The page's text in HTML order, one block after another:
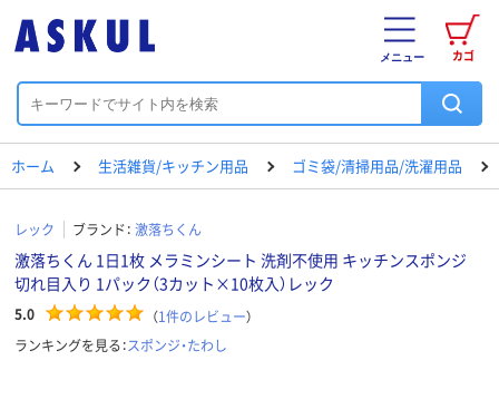
カゴ
メニュー
ホーム 生活雑貨/キッチン用品 ゴミ袋/清掃用品/洗濯用品
レック ブランド： 激落ちくん
激落ちくん 1日1枚 メラミンシート 洗剤不使用 キッチンスポンジ
切れ目入り 1パック（3カット×10枚入）レック
5.0 （1件のレビュー）
ランキングを見る：スポンジ・たわし